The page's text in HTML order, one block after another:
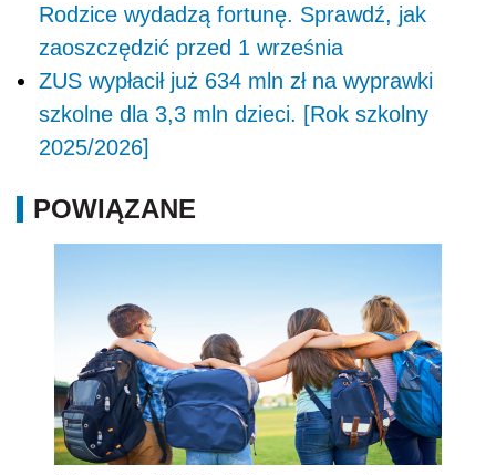
Rodzice wydadzą fortunę. Sprawdź, jak
zaoszczędzić przed 1 września
ZUS wypłacił już 634 mln zł na wyprawki
szkolne dla 3,3 mln dzieci. [Rok szkolny
2025/2026]
POWIĄZANE